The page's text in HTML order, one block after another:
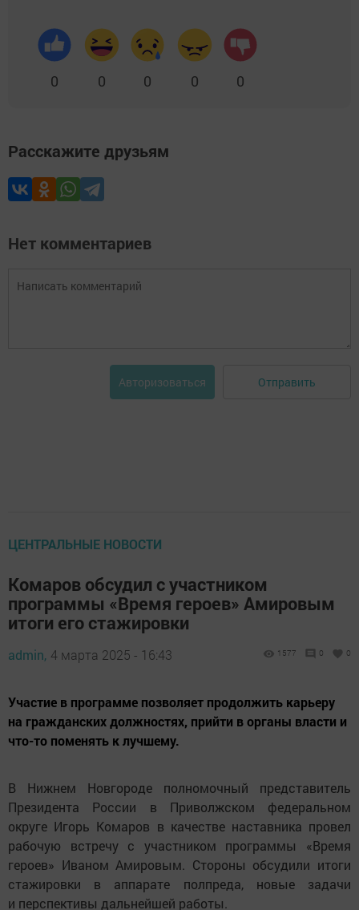
0 0 0 0 0
Расскажите друзьям
Нет комментариев
Авторизоваться Отправить
ЦЕНТРАЛЬНЫЕ НОВОСТИ
Комаров обсудил с участником
программы «Время героев» Амировым
итоги его стажировки
admin, 4 марта 2025 - 16:43 1577 0 0
Участие в программе позволяет продолжить карьеру
на гражданских должностях, прийти в органы власти и
что-то поменять к лучшему.
В Нижнем Новгороде полномочный представитель
Президента России в Приволжском федеральном
округе Игорь Комаров в качестве наставника провел
рабочую встречу с участником программы «Время
героев» Иваном Амировым. Стороны обсудили итоги
стажировки в аппарате полпреда, новые задачи
и перспективы дальнейшей работы.